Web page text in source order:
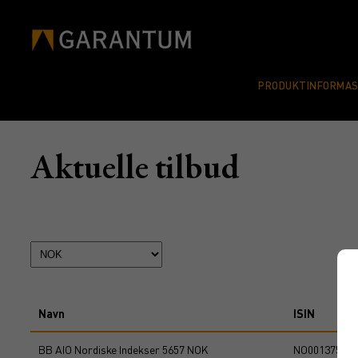
Aktuelle tilbud
Navn ISIN
BB AIO Nordiske Indekser 5657 NOK NO0013757559